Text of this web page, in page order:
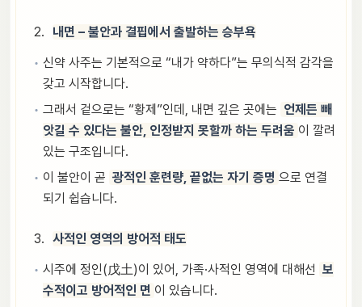
내면 – 불안과 결핍에서 출발하는 승부욕
신약 사주는 기본적으로 “내가 약하다”는 무의식적 감각을
갖고 시작합니다.
그래서 겉으로는 “황제”인데, 내면 깊은 곳에는 언제든 빼
앗길 수 있다는 불안, 인정받지 못할까 하는 두려움 이 깔려
있는 구조입니다.
이 불안이 곧 광적인 훈련량, 끝없는 자기 증명 으로 연결
되기 쉽습니다.
사적인 영역의 방어적 태도
시주에 정인(戊土)이 있어, 가족·사적인 영역에 대해선 보
수적이고 방어적인 면 이 있습니다.